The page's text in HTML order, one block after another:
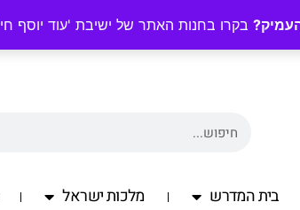
בקרו בחנות האתר של ישיבת 'עוד יוסף
בית המדרש מלכות ישראל